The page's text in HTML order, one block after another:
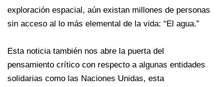
exploración espacial, aún existan millones de personas
sin acceso al lo más elemental de la vida: “El agua.”
Esta noticia también nos abre la puerta del
pensamiento crítico con respecto a algunas entidades
solidarias como las Naciones Unidas, esta